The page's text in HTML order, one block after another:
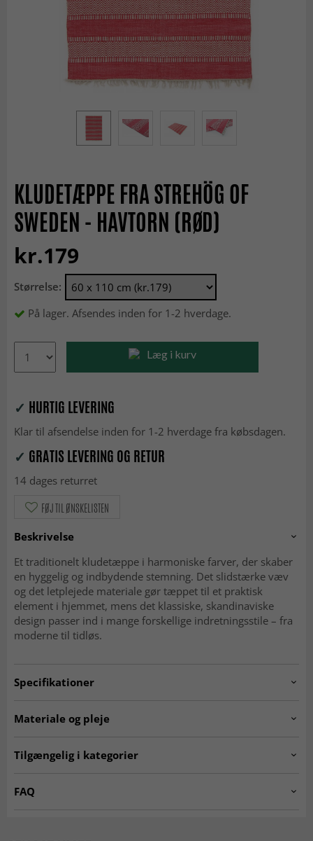
KLUDETÆPPE FRA STREHÖG OF
SWEDEN - HAVTORN (RØD)
kr.179
Størrelse:
På lager. Afsendes inden for 1-2 hverdage.
Læg i kurv
✓ HURTIG LEVERING
Klar til afsendelse inden for 1-2 hverdage fra købsdagen.
✓ GRATIS LEVERING OG RETUR
14 dages returret
FØJ TIL ØNSKELISTEN
Beskrivelse
Et traditionelt kludetæppe i harmoniske farver, der skaber
en hyggelig og indbydende stemning. Det slidstærke væv
og det letplejede materiale gør tæppet til et praktisk
element i hjemmet, mens det klassiske, skandinaviske
design passer ind i mange forskellige indretningsstile – fra
moderne til tidløs.
Specifikationer
Materiale og pleje
Materiale:
100% Bomuld
Fremstillingsmetode:
Tilgængelig i kategorier
FAQ